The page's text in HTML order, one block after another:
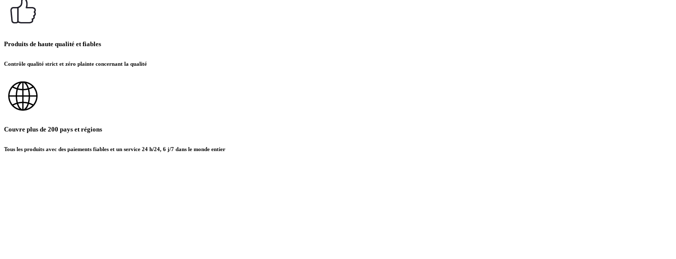
Produits de haute qualité et fiables
Contrôle qualité strict et zéro plainte concernant la qualité
Couvre plus de 200 pays et régions
Tous les produits avec des paiements fiables et un service 24 h/24, 6 j/7 dans le monde entier